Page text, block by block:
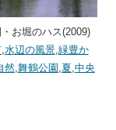
お堀のハス(2009)
, 水辺の風景, 緑豊か
然, 舞鶴公園 夏 中央